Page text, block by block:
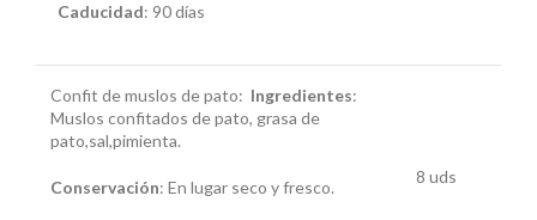
Caducidad: 90 días
Confit de muslos de pato: Ingredientes:
Muslos confitados de pato, grasa de
pato,sal,pimienta.
Conservación: En lugar seco y fresco.
8 uds